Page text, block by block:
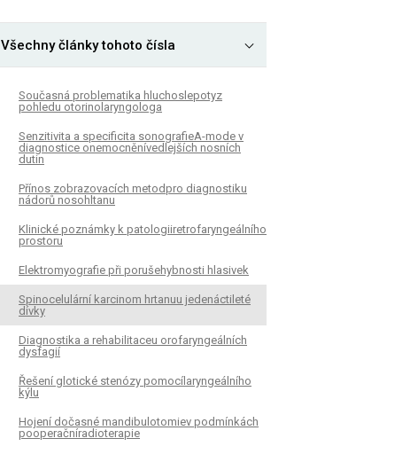
Všechny články tohoto čísla
Současná problematika hluchoslepotyz
pohledu otorinolaryngologa
Senzitivita a specificita sonografieA-mode v
diagnostice onemocněnívedlejších nosních
dutin
Přínos zobrazovacích metodpro diagnostiku
nádorů nosohltanu
Klinické poznámky k patologiiretrofaryngeálního
prostoru
Elektromyografie při porušehybnosti hlasivek
Spinocelulární karcinom hrtanuu jedenáctileté
dívky
Diagnostika a rehabilitaceu orofaryngeálních
dysfagií
Řešení glotické stenózy pomocílaryngeálního
kýlu
Hojení dočasné mandibulotomiev podmínkách
pooperačníradioterapie